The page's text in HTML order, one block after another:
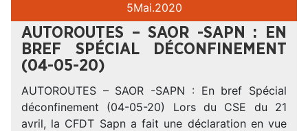
5Mai.2020
AUTOROUTES – SAOR -SAPN : EN
BREF SPÉCIAL DÉCONFINEMENT
(04-05-20)
AUTOROUTES – SAOR -SAPN : En bref Spécial
déconfinement (04-05-20) Lors du CSE du 21
avril, la CFDT Sapn a fait une déclaration en vue